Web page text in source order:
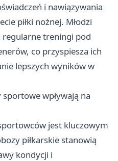
i nawiązywania
piłki nożnej. Młodzi
regularne treningi pod
co przyspiesza ich
lepszych wyników w
wpływają na
jest kluczowym
piłkarskie stanowią
kondycji i